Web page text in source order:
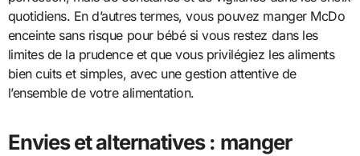
quotidiens. En d’autres termes, vous pouvez manger McDo
enceinte sans risque pour bébé si vous restez dans les
limites de la prudence et que vous privilégiez les aliments
bien cuits et simples, avec une gestion attentive de
l’ensemble de votre alimentation.
Envies et alternatives : manger